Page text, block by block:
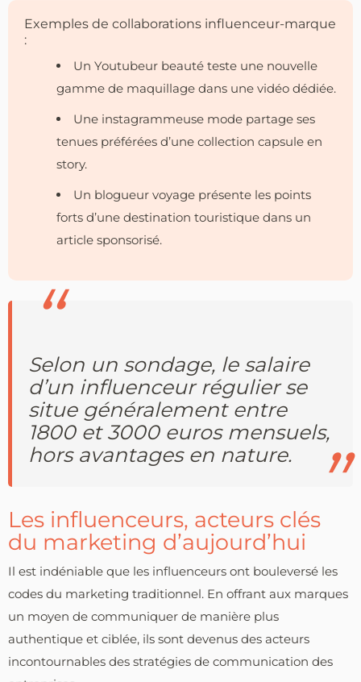
Exemples de collaborations influenceur-marque
:
Un Youtubeur beauté teste une nouvelle
gamme de maquillage dans une vidéo dédiée.
Une instagrammeuse mode partage ses
tenues préférées d’une collection capsule en
story.
Un blogueur voyage présente les points
forts d’une destination touristique dans un
article sponsorisé.
Selon un sondage, le salaire
d’un influenceur régulier se
situe généralement entre
1800 et 3000 euros mensuels,
hors avantages en nature.
Les influenceurs, acteurs clés
du marketing d’aujourd’hui
Il est indéniable que les influenceurs ont bouleversé les
codes du marketing traditionnel. En offrant aux marques
un moyen de communiquer de manière plus
authentique et ciblée, ils sont devenus des acteurs
incontournables des stratégies de communication des